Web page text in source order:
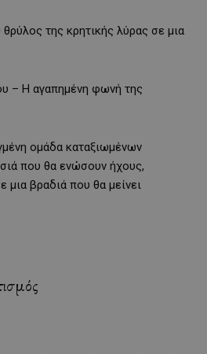
της κρητικής λύρας σε μια
– Η αγαπημένη φωνή της
ομάδα καταξιωμένων
που θα ενώσουν ήχους,
μια βραδιά που θα μείνει